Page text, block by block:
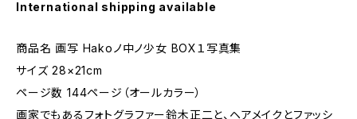
International shipping available
商品名 画写 Hakoノ中ノ少女 BOX１写真集
サイズ 28×21cm
ページ数 144ページ（オールカラー）
画家でもあるフォトグラファー鈴木正二と、ヘアメイクとファッシ